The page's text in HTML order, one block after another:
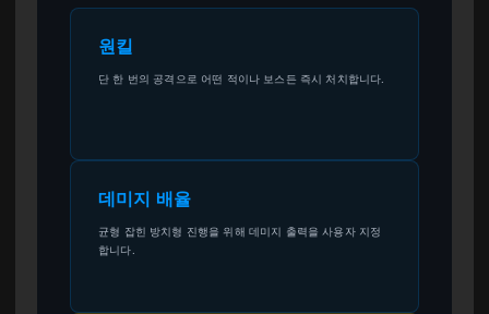
원킬
단 한 번의 공격으로 어떤 적이나 보스든 즉시 처치합니다.
데미지 배율
균형 잡힌 방치형 진행을 위해 데미지 출력을 사용자 지정
합니다.